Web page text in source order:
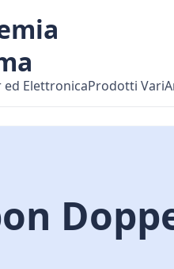
ElettronicaProdotti Vari